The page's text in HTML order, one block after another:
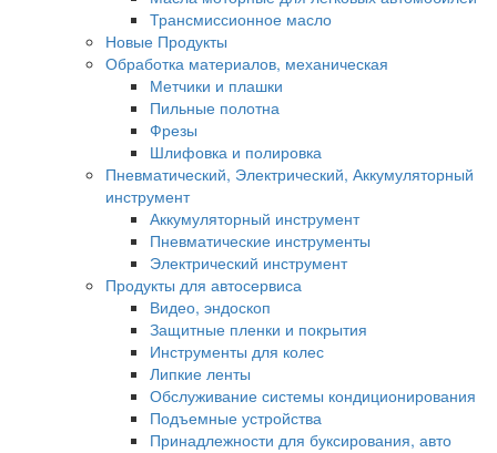
Трансмиссионное масло
Новые Продукты
Обработка материалов, механическая
Метчики и плашки
Пильные полотна
Фрезы
Шлифовка и полировка
Пневматический, Электрический, Аккумуляторный
инструмент
Аккумуляторный инструмент
Пневматические инструменты
Электрический инструмент
Продукты для автосервиса
Видео, эндоскоп
Защитные пленки и покрытия
Инструменты для колес
Липкие ленты
Обслуживание системы кондиционирования
Подъемные устройства
Принадлежности для буксирования, авто